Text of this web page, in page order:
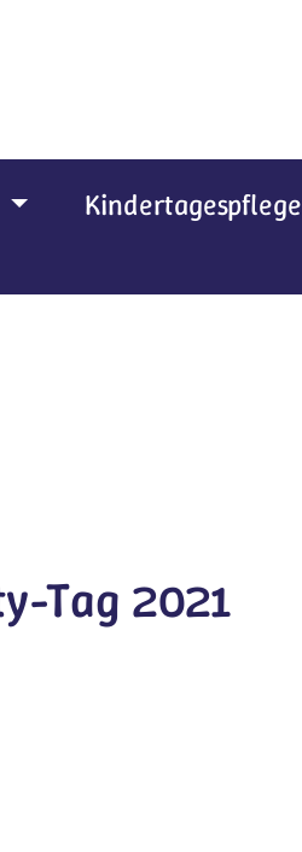
Kindertagespflege
Tag 2021